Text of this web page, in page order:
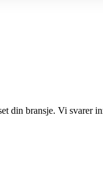
din bransje. Vi svarer